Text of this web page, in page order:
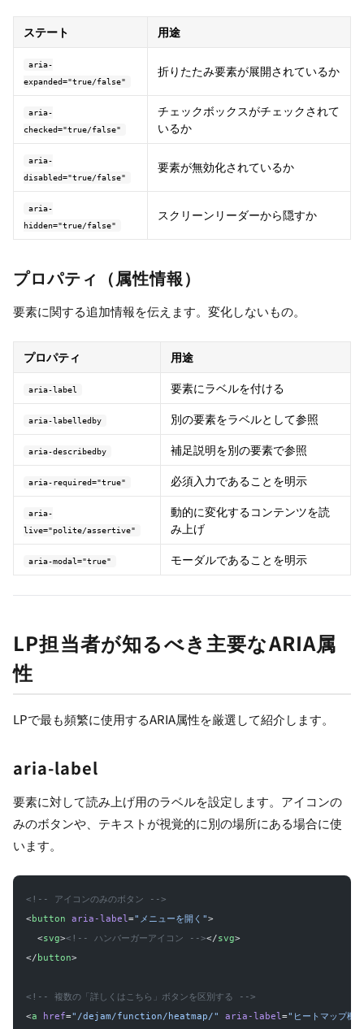
ステート 用途
aria-
expanded="true/false"
折りたたみ要素が展開されているか
aria-
checked="true/false"
チェックボックスがチェックされて
いるか
aria-
disabled="true/false"
要素が無効化されているか
aria-
hidden="true/false"
スクリーンリーダーから隠すか
プロパティ（属性情報）
要素に関する追加情報を伝えます。変化しないもの。
プロパティ 用途
aria-label 要素にラベルを付ける
aria-labelledby 別の要素をラベルとして参照
aria-describedby 補足説明を別の要素で参照
aria-required="true" 必須入力であることを明示
aria-
live="polite/assertive"
動的に変化するコンテンツを読
み上げ
aria-modal="true" モーダルであることを明示
LP担当者が知るべき主要なARIA属
性
LPで最も頻繁に使用するARIA属性を厳選して紹介します。
aria-label
要素に対して読み上げ用のラベルを設定します。アイコンの
みのボタンや、テキストが視覚的に別の場所にある場合に使
います。
<!-- アイコンのみのボタン -->
<button aria-label="メニューを開く">
  <
svg><!-- ハンバーガーアイコン --></svg>
</ button>
<!-- 複数の「詳しくはこちら」ボタンを区別する -->
<a href="/dejam/function/heatmap/" aria-label="ヒートマップ機